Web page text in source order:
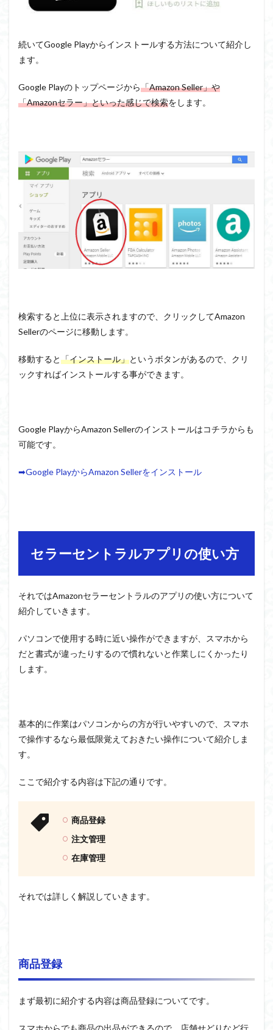
続いてGoogle Playからインストールする方法について紹介し
ます。
Google Playのトップページから「Amazon Seller」や
「Amazonセラー」といった感じで検索をします。
検索すると上位に表示されますので、クリックしてAmazon
Sellerのページに移動します。
移動すると「インストール」というボタンがあるので、クリ
ックすればインストールする事ができます。
Google PlayからAmazon Sellerのインストールはコチラからも
可能です。
➡Google PlayからAmazon Sellerをインストール
セラーセントラルアプリの使い方
それではAmazonセラーセントラルのアプリの使い方について
紹介していきます。
パソコンで使用する時に近い操作ができますが、スマホから
だと書式が違ったりするので慣れないと作業しにくかったり
します。
基本的に作業はパソコンからの方が行いやすいので、スマホ
で操作するなら最低限覚えておきたい操作について紹介しま
す。
ここで紹介する内容は下記の通りです。
商品登録
注文管理
在庫管理
それでは詳しく解説していきます。
商品登録
まず最初に紹介する内容は商品登録についてです。
スマホからでも商品の出品ができるので、店舗せどりなど行